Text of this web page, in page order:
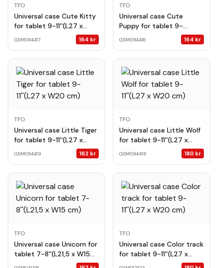
TFO
Universal case Cute Kitty
for tablet 9-11''(L27 x
GSM094417 164 kr
TFO
Universal case Cute
Puppy for tablet 9-
GSM094416 164 kr
TFO
Universal case Little Tiger
for tablet 9-11''(L27 x
GSM094419 162 kr
TFO
Universal case Little Wolf
for tablet 9-11''(L27 x
GSM094418 180 kr
TFO
Universal case Unicorn for
tablet 7-8''(L21,5 x W15
TFO
Universal case Color track
for tablet 9-11''(L27 x